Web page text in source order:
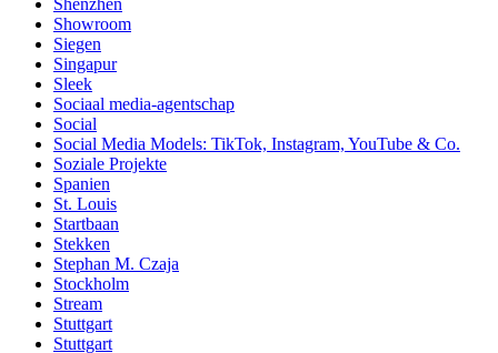
Showroom
Siegen
Singapur
Sleek
Sociaal media-agentschap
Social
Social Media Models: TikTok, Instagram, YouTube & Co.
Soziale Projekte
Spanien
St. Louis
Startbaan
Stekken
Stephan M. Czaja
Stockholm
Stream
Stuttgart
Stuttgart